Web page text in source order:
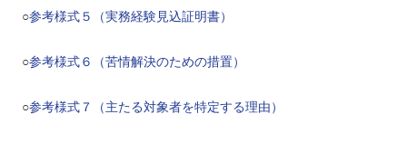
○参考様式５（実務経験見込証明書）
○参考様式６（苦情解決のための措置）
○参考様式７（主たる対象者を特定する理由）